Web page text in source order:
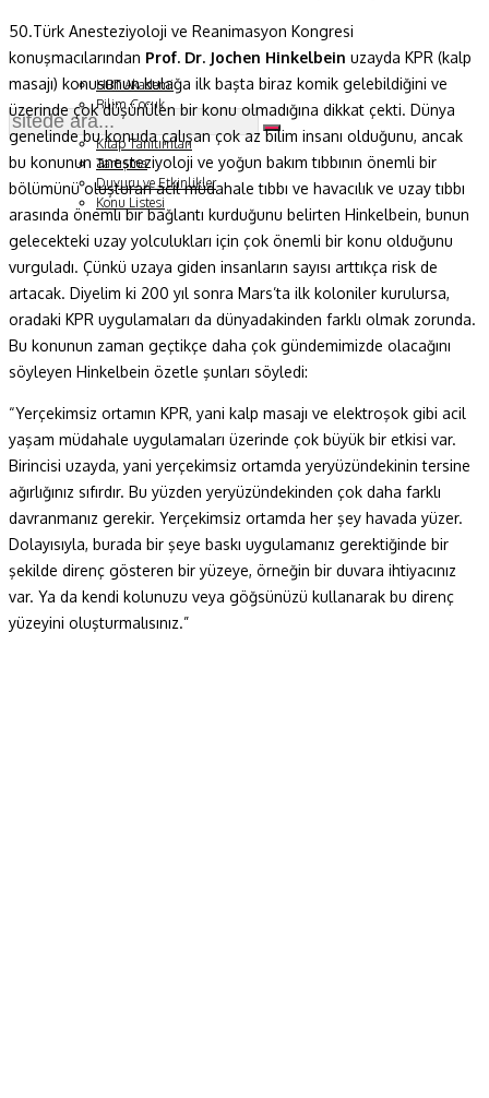
Fazlası
HBT Akademi
Bilim Çocuk
Soru ve Yanıt
Kitap Tanıtımları
Tartışma
Duyuru ve Etkinlikler
Konu Listesi
50.Türk Anesteziyoloji ve Reanimasyon Kongresi
konuşmacılarından Prof. Dr. Jochen Hinkelbein uzayda KPR (kalp
masajı) konusunun kulağa ilk başta biraz komik gelebildiğini ve
üzerinde çok düşünülen bir konu olmadığına dikkat çekti. Dünya
genelinde bu konuda çalışan çok az bilim insanı olduğunu, ancak
bu konunun anesteziyoloji ve yoğun bakım tıbbının önemli bir
bölümünü oluşturan acil müdahale tıbbı ve havacılık ve uzay tıbbı
arasında önemli bir bağlantı kurduğunu belirten Hinkelbein, bunun
gelecekteki uzay yolculukları için çok önemli bir konu olduğunu
vurguladı. Çünkü uzaya giden insanların sayısı arttıkça risk de
artacak. Diyelim ki 200 yıl sonra Mars’ta ilk koloniler kurulursa,
oradaki KPR uygulamaları da dünyadakinden farklı olmak zorunda.
Bu konunun zaman geçtikçe daha çok gündemimizde olacağını
söyleyen Hinkelbein özetle şunları söyledi:
“Yerçekimsiz ortamın KPR, yani kalp masajı ve elektroşok gibi acil
yaşam müdahale uygulamaları üzerinde çok büyük bir etkisi var.
Birincisi uzayda, yani yerçekimsiz ortamda yeryüzündekinin tersine
ağırlığınız sıfırdır. Bu yüzden yeryüzündekinden çok daha farklı
davranmanız gerekir. Yerçekimsiz ortamda her şey havada yüzer.
Dolayısıyla, burada bir şeye baskı uygulamanız gerektiğinde bir
şekilde direnç gösteren bir yüzeye, örneğin bir duvara ihtiyacınız
var. Ya da kendi kolunuzu veya göğsünüzü kullanarak bu direnç
yüzeyini oluşturmalısınız.”